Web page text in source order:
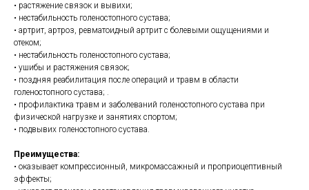
• растяжение связок и вывихи;
• нестабильность голеностопного сустава;
• артрит, артроз, ревматоидный артрит с болевыми ощущениями и
отеком;
• нестабильность голеностопного сустава;
• ушибы и растяжения связок;
• поздняя реабилитация после операций и травм в области
голеностопного сустава; .
• профилактика травм и заболеваний голеностопного сустава при
физической нагрузке и занятиях спортом;
• подвывих голеностопного сустава.
Преимущества:
• оказывает компрессионный, микромассажный и проприоцептивный
эффекты;